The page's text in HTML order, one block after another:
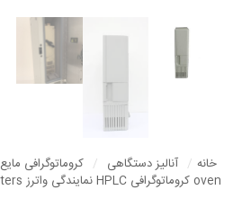
خانه / آنالیز دستگاهی / کروماتوگرافی مایع HPLC
oven کروماتوگرافی HPLC نمایندگی واترز Waters